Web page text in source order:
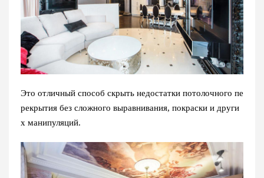
Это отличный способ скрыть недостатки потолочного пе
рекрытия без сложного выравнивания, покраски и други
х манипуляций.